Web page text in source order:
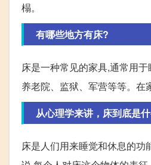
榻。
有哪些地方有床?
床是一种常见的家具,通常用
养老院、监狱、军营等等。在
从心理学来讲，床到底是
床是人们用来睡觉和休息的